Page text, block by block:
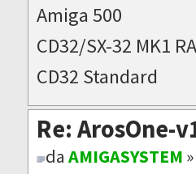
Amiga 500
CD32/SX-32 MK1
CD32 Standard
Re: ArosOne-
daAMIGASYSTEM